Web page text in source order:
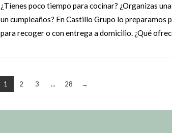
¿Tienes poco tiempo para cocinar? ¿Organizas
un cumpleaños? En Castillo Grupo lo preparamos
para recoger o con entrega a domicilio. ¿Qué
1 2 3 ... 28 →